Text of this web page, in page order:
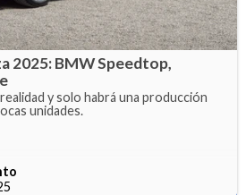
2025: BMW Speedtop,
y solo habrá una producción
unidades.